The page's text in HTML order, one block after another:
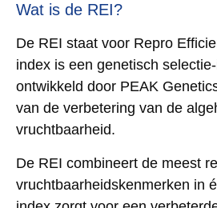
Wat is de REI?
De REI staat voor Repro
index is een genetisch
ontwikkeld door PEAK
van de verbetering van de
vruchtbaarheid.
De REI combineert de meest
vruchtbaarheidskenmerken in